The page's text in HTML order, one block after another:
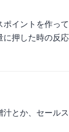
ポイントを作っ
に押した時の反
汁とか、セール